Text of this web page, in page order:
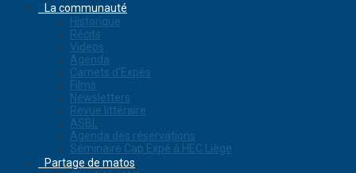
La communauté
Historique
Récits
Videos
Agenda
Carnets d’Expés
Films
Newsletters
Revue littéraire
ASBL
Agenda des réservations
Séminaire Cap Expé à HEC Liège
Partage de matos